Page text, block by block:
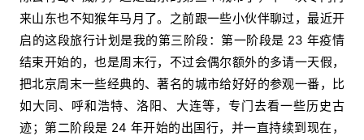
来山东也不知猴年马月了。之前跟一些小伙伴聊过，最近开
启的这段旅行计划是我的第三阶段：第一阶段是 23 年疫情
结束开始的，也是周末行，不过会偶尔额外的多请一天假，
把北京周末一些经典的、著名的城市给好好的参观一番，比
如大同、呼和浩特、洛阳、大连等，专门去看一些历史古
迹；第二阶段是 24 年开始的出国行，并一直持续到现在，